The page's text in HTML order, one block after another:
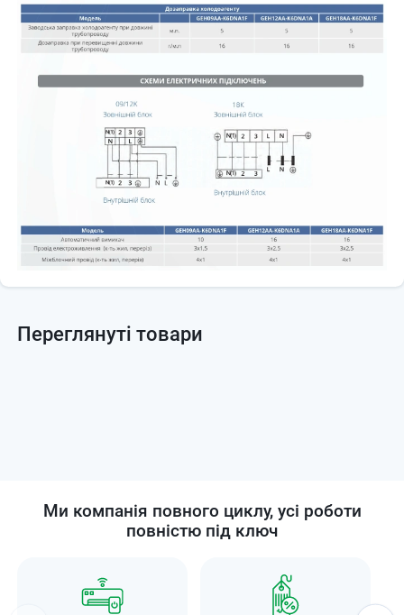
Переглянуті товари
Ми компанія повного циклу, усі роботи
повністю під ключ